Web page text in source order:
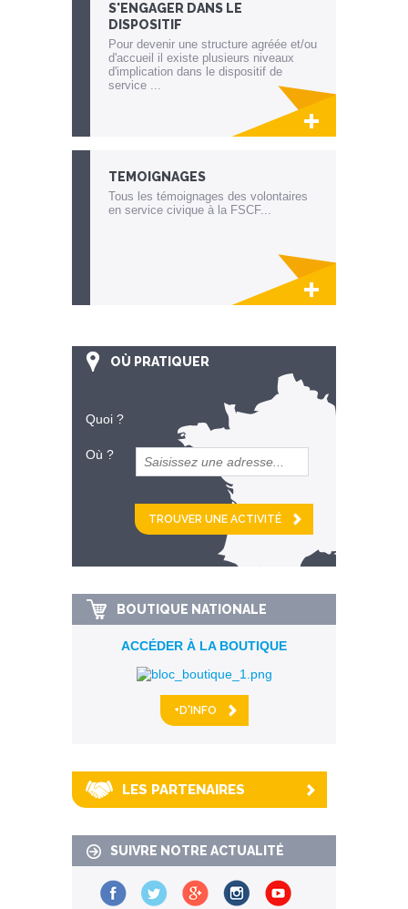
S'ENGAGER DANS LE
DISPOSITIF
Pour devenir une structure agréée et/ou
d'accueil il existe plusieurs niveaux
d'implication dans le dispositif de
service ...
TEMOIGNAGES
Tous les témoignages des volontaires
en service civique à la FSCF...
OÙ PRATIQUER
Quoi ?
Où ?
et
km alentour
BOUTIQUE NATIONALE
ACCÉDER À LA BOUTIQUE
+D'INFO
LES PARTENAIRES
SUIVRE NOTRE ACTUALITÉ